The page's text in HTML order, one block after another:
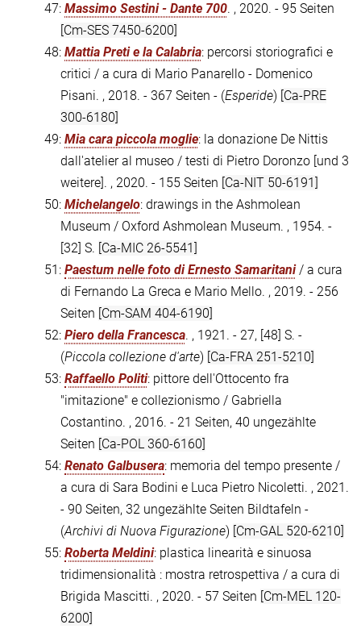
47: Massimo Sestini - Dante 700. , 2020. - 95 Seiten
[Cm-SES 7450-6200]
48: Mattia Preti e la Calabria: percorsi storiografici e
critici / a cura di Mario Panarello - Domenico
Pisani. , 2018. - 367 Seiten - (Esperide) [Ca-PRE
300-6180]
49: Mia cara piccola moglie: la donazione De Nittis
dall'atelier al museo / testi di Pietro Doronzo [und 3
weitere]. , 2020. - 155 Seiten [Ca-NIT 50-6191]
50: Michelangelo: drawings in the Ashmolean
Museum / Oxford Ashmolean Museum. , 1954. -
[32] S. [Ca-MIC 26-5541]
51: Paestum nelle foto di Ernesto Samaritani/ a cura
di Fernando La Greca e Mario Mello. , 2019. - 256
Seiten [Cm-SAM 404-6190]
52: Piero della Francesca. , 1921. - 27, [48] S. -
(Piccola collezione d'arte) [Ca-FRA 251-5210]
53: Raffaello Politi: pittore dell'Ottocento fra
"imitazione" e collezionismo / Gabriella
Costantino. , 2016. - 21 Seiten, 40 ungezählte
Seiten [Ca-POL 360-6160]
54: Renato Galbusera: memoria del tempo presente /
a cura di Sara Bodini e Luca Pietro Nicoletti. , 2021.
- 90 Seiten, 32 ungezählte Seiten Bildtafeln -
(Archivi di Nuova Figurazione) [Cm-GAL 520-6210]
55: Roberta Meldini: plastica linearità e sinuosa
tridimensionalità : mostra retrospettiva / a cura di
Brigida Mascitti. , 2020. - 57 Seiten [Cm-MEL 120-
6200]